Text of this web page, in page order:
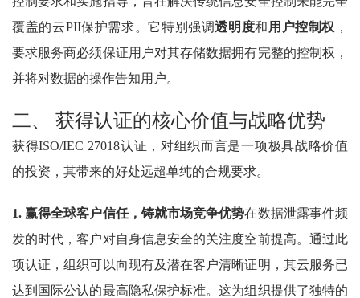
覆盖的云PII保护需求。它特别强调透明度和 用户控制权 ，
要求服务商必须保证用户对其存储数据拥有完整的控制权，
并将对数据的操作告知用户。
二、 获得认证的核心价值与战略优势
获得ISO/IEC 27018认证，对组织而言是一项极具战略价值
的投资，其带来的好处远超单纯的合规要求。
1. 赢得全球客户信任，铸就市场竞争优势在数据泄露事件频
发的时代，客户对自身信息安全的关注度空前提高。通过此
项认证，组织可以向现有及潜在客户清晰证明，其云服务已
达到国际公认的最高隐私保护标准。这为组织提供了独特的